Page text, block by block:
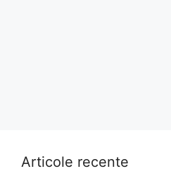
Articole recente